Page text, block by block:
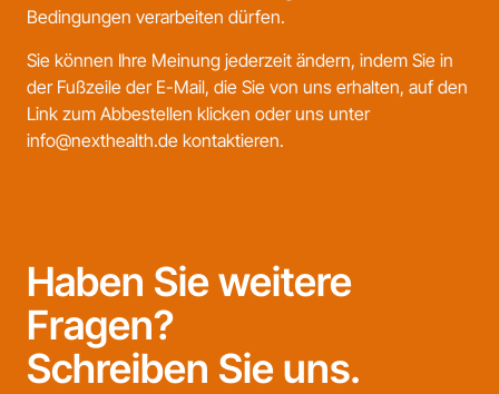
Bedingungen verarbeiten dürfen.
Sie können Ihre Meinung jederzeit ändern, indem Sie in
der Fußzeile der E-Mail, die Sie von uns erhalten, auf den
Link zum Abbestellen klicken oder uns unter
info@nexthealth.de kontaktieren.
Haben Sie weitere
Fragen?
Schreiben Sie uns.